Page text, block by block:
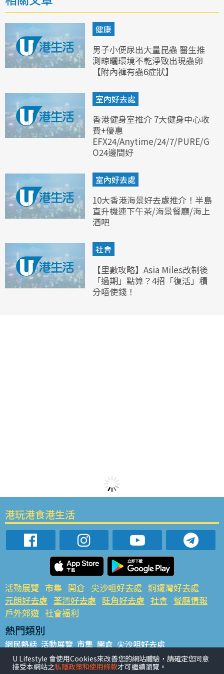
健康
男子小便尿出大量昆蟲 醫生推
測晾曬環境不乾淨致出現蟲卵
【附內褲有蟲6症狀】
室內好去處
香港健身室推介 7大健身中心收
費+優惠
EFX24/Anytime/24/7/PURE/G
O24邊間好
室內好去處
10大香港海景好去處推介！半島
直升機連下午茶/海景餐廳/海上
酒吧
社會
【里數攻略】Asia Miles改制後
「過期」點算？4招「復活」積
分唔使錢！
港玩港食港生活
活動展覽 市集 開倉 尖沙咀好去處 銅鑼灣好去處
元朗好去處 荃灣好去處 旺角好去處 社會 餐廳情報
戶外郊遊 社會福利
熱門類別
網民熱話 活動展覽 市集 開倉 尖沙咀好去處
銅鑼灣好去處 元朗好去處 荃灣好去處 旺角好去處 社會
餐廳情報 戶外郊遊
U Lifestyle 會使用Cookies來改善您的網站體驗，請確定您同意
接受本網站之私隱政策和使用條款才可繼續瀏覽。